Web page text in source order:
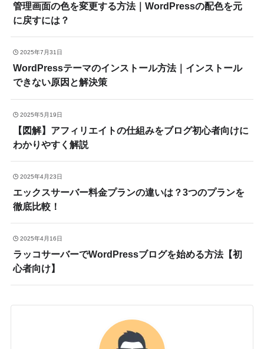
管理画面の色を変更する方法｜WordPressの配色を元
に戻すには？
2025年7月31日
WordPressテーマのインストール方法｜インストール
できない原因と解決策
2025年5月19日
【図解】アフィリエイトの仕組みをブログ初心者向けに
わかりやすく解説
2025年4月23日
エックスサーバー料金プランの違いは？3つのプランを
徹底比較！
2025年4月16日
ラッコサーバーでWordPressブログを始める方法【初
心者向け】